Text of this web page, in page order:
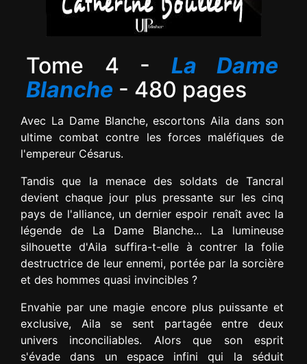
Tome 4 - La Dame
Blanche - 480 pages
Avec La Dame Blanche, escortons Aila dans son
ultime combat contre les forces maléfiques de
l'empereur Césarus.
Tandis que la menace des soldats de Tancral
devient chaque jour plus pressante sur les cinq
pays de l'alliance, un dernier espoir renaît avec la
légende de La Dame Blanche… La lumineuse
silhouette d'Aila suffira-t-elle à contrer la folie
destructrice de leur ennemi, portée par la sorcière
et des hommes quasi invincibles ?
Envahie par une magie encore plus puissante et
exclusive, Aila se sent partagée entre deux
univers inconciliables. Alors que son esprit
s'évade dans un espace infini qui la séduit